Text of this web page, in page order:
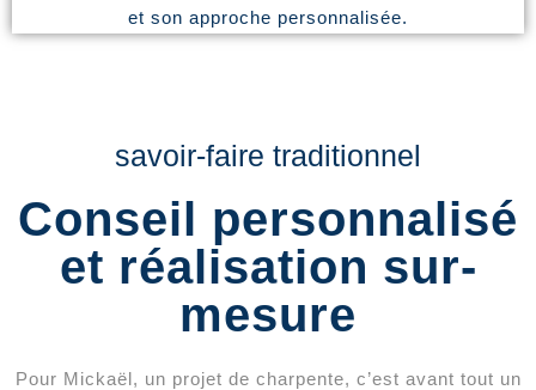
et son approche personnalisée.
savoir-faire traditionnel
Conseil personnalisé
et réalisation sur-
mesure
Pour Mickaël, un projet de charpente, c’est avant tout un